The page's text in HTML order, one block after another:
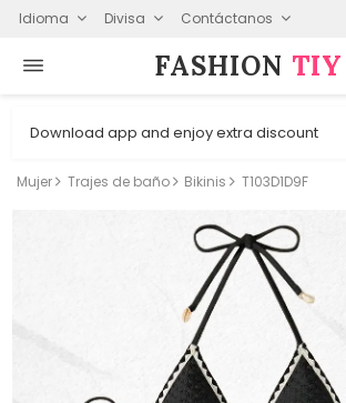
Idioma Divisa Contáctanos
FASHION⁠ TIY
Download app and enjoy extra discount
Mujer Trajes de baño Bikinis T103D1D9F